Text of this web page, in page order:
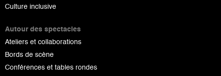
Culture inclusive
Autour des spectacles
Ateliers et collaborations
Bords de scène
Conférences et tables rondes